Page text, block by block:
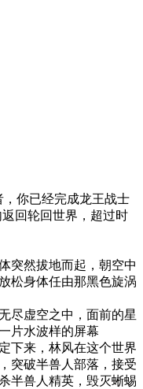
你已经完成龙王战士
回轮回世界，超过时
突然拔地而起，朝空中
松身体任由那黑色旋涡
尽虚空之中，面前的星
片水波样的屏幕
下来，林风在这个世界
突破半兽人部落，接受
半兽人精英，毁灭蜥蜴